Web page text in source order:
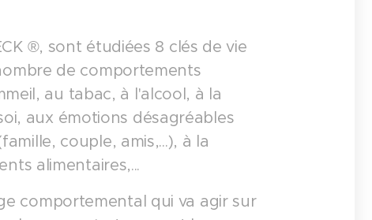
®, sont étudiées 8 clés de vie
de comportements
au tabac, à l'alcool, à la
aux émotions désagréables
couple, amis,...), à la
alimentaires,...
comportemental qui va agir sur